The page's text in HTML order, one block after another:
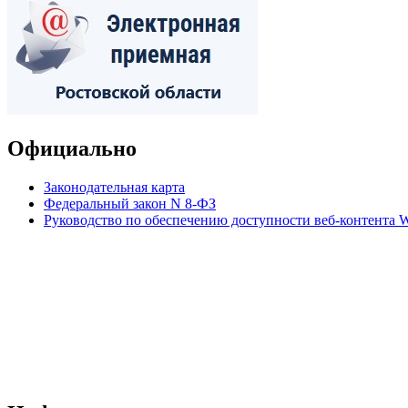
Официально
Законодательная карта
Федеральный закон N 8-ФЗ
Руководство по обеспечению доступности веб-контента